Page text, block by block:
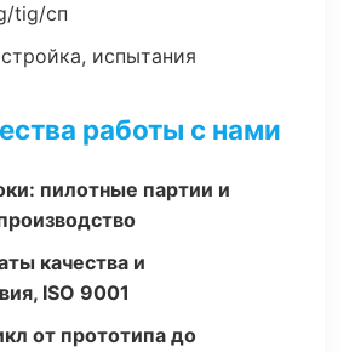
tig/сп
испытания
работы с нами
пилотные партии и
качества и
ISO 9001
от прототипа до